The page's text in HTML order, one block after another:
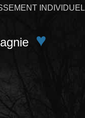
INDIVIDUEL
♥